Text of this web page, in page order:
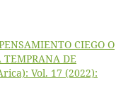
CIEGO O
DE
Vol. 17 (2022):